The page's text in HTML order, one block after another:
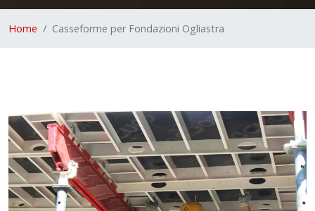
Home Casseforme per Fondazioni Ogliastra